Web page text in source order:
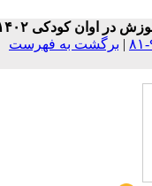
دوره ۴، شماره ۱ - ( فصلنامه سلامت و اموزش در اوان کودکی ۱۴۰۲
| برگشت به فهرست